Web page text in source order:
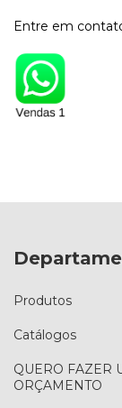
Entre em
Produtos
Catálogos
QUERO FAZER
ORÇAMENTO